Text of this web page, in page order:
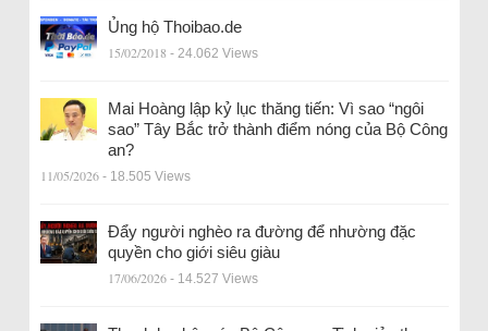
Ủng hộ Thoibao.de
15/02/2018 - 24.062 Views
Mai Hoàng lập kỷ lục thăng tiến: Vì sao “ngôi
sao” Tây Bắc trở thành điểm nóng của Bộ Công
an?
11/05/2026 - 18.505 Views
Đẩy người nghèo ra đường để nhường đặc
quyền cho giới siêu giàu
17/06/2026 - 14.527 Views